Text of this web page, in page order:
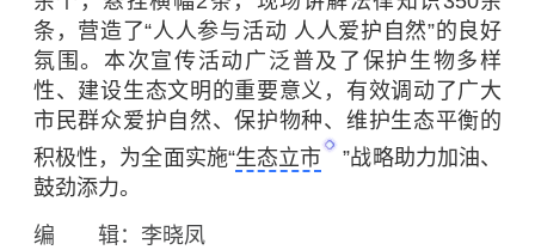
条，营造了“人人参与活动 人人爱护自然”的良好
氛围。本次宣传活动广泛普及了保护生物多样
性、建设生态文明的重要意义，有效调动了广大
市民群众爱护自然、保护物种、维护生态平衡的
积极性，为全面实施“生态立市
”战略助力加油、
鼓劲添力。
编 辑：李晓凤